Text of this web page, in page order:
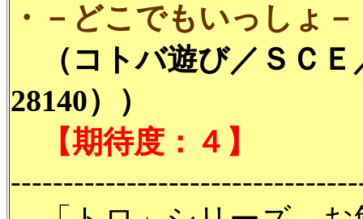
・－どこでもいっしょ
（コトバ遊び／ＳＣＥ
28140））
【期待度：４】